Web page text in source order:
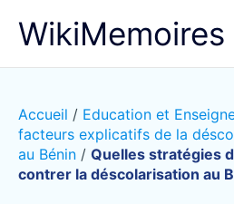
WikiMemoires
Accueil / Education et
facteurs explicatifs de la
au Bénin / Quelles stratégies
contrer la déscolarisation au